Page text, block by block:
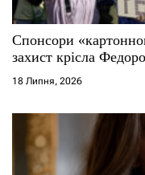
Спонсори
захист крісла
18 Липня, 2026